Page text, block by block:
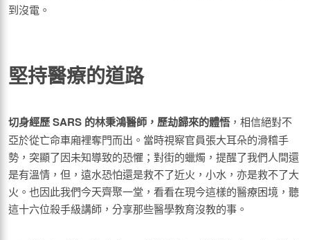
到沒電。
堅持醫療的道路
切身經歷 SARS 的林秉鴻醫師，歷劫歸來的體悟，相信絕對不
亞於從亡命車廂裡奪門而出。當時視察官員張大耳朵的滑稽手
勢，突顯了因未知導致的恐懼；對街的蠟燭，提醒了我們人間還
是有溫情，但，遠水恐怕還是救不了近火，小水，亦是救不了大
火。也因此我們今天齊聚一堂，看看在現今這樣的醫療困境，聽
這十六位殺手級講師，分享那些醫學教育沒教的事。